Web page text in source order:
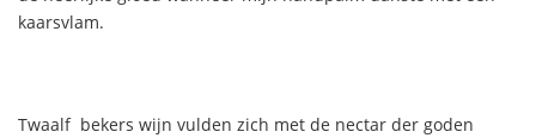
kaarsvlam.
Twaalf bekers wijn vulden zich met de nectar der goden